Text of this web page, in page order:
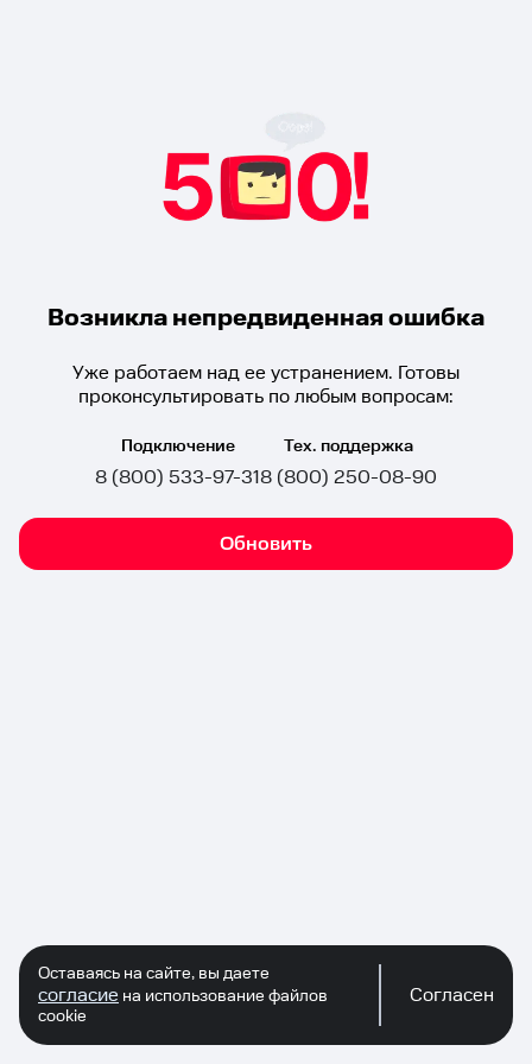
Возникла непредвиденная ошибка
Уже работаем над ее устранением. Готовы
проконсультировать по любым вопросам:
Подключение
8 (800) 533-97-31
Тех. поддержка
8 (800) 250-08-90
Обновить
Оставаясь на сайте, вы даете
согласие на использование файлов
cookie
Согласен